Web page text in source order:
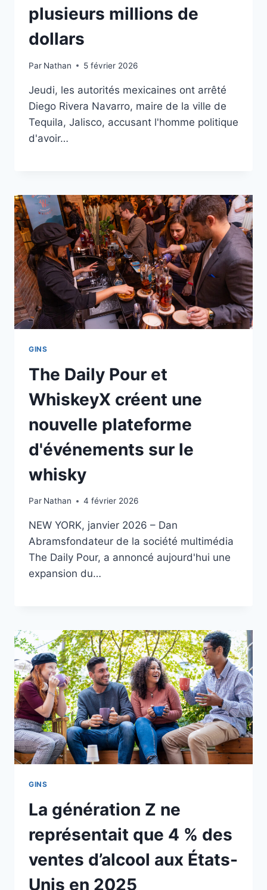
plusieurs millions de
dollars
Par Nathan 5 février 2026
Jeudi, les autorités mexicaines ont arrêté
Diego Rivera Navarro, maire de la ville de
Tequila, Jalisco, accusant l'homme politique
d'avoir…
GINS
The Daily Pour et
WhiskeyX créent une
nouvelle plateforme
d'événements sur le
whisky
Par Nathan 4 février 2026
NEW YORK, janvier 2026 – Dan
Abramsfondateur de la société multimédia
The Daily Pour, a annoncé aujourd'hui une
expansion du…
GINS
La génération Z ne
représentait que 4 % des
ventes d’alcool aux États-
Unis en 2025